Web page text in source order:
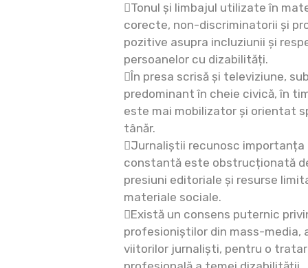
Tonul și limbajul utilizate în
corecte, non-discriminatorii și
pozitive asupra incluziunii și
persoanelor cu dizabilități.
În presa scrisă și televiziune,
predominant în cheie civică, în
este mai mobilizator și orientat
tânăr.
Jurnaliștii recunosc
constantă este obstrucționată
presiuni editoriale și resurse
materiale sociale.
Există un consens puternic
profesioniștilor din mass-media,
viitorilor jurnaliști, pentru o